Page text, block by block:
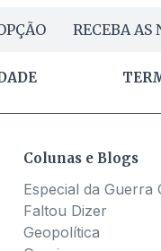
RECEBA AS
Colunas e Blogs
Especial da Guerra
Faltou Dizer
Geopolítica